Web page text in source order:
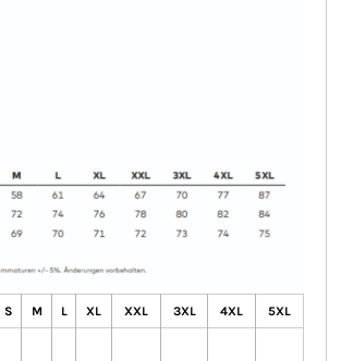
S M L XL XXL 3XL 4XL 5XL